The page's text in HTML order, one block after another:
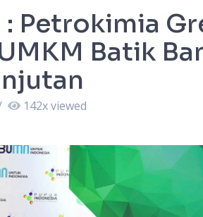
Petrokimia
Batik
142x viewed